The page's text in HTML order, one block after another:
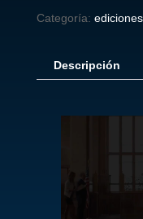
Categoría: ediciones
Descripción